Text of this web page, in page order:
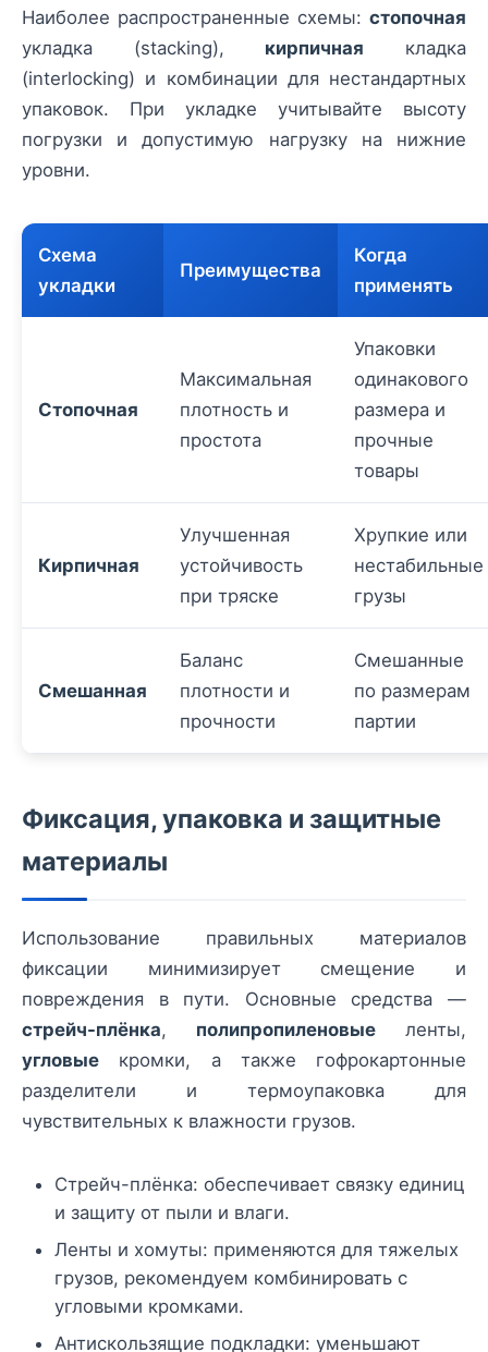
Наиболее распространенные схемы: стопочная
укладка (stacking), кирпичная кладка
(interlocking) и комбинации для нестандартных
упаковок. При укладке учитывайте высоту
погрузки и допустимую нагрузку на нижние
уровни.
Схема
укладки
Преимущества
Когда
применять
Стопочная
Максимальная
плотность и
простота
Упаковки
одинакового
размера и
прочные
товары
Кирпичная
Улучшенная
устойчивость
при тряске
Хрупкие или
нестабильные
грузы
Смешанная
Баланс
плотности и
прочности
Смешанные
по размерам
партии
Фиксация, упаковка и защитные
материалы
Использование правильных материалов
фиксации минимизирует смещение и
повреждения в пути. Основные средства —
стрейч-плёнка, полипропиленовые ленты,
угловые кромки, а также гофрокартонные
разделители и термоупаковка для
чувствительных к влажности грузов.
Стрейч-плёнка: обеспечивает связку единиц
и защиту от пыли и влаги.
Ленты и хомуты: применяются для тяжелых
грузов, рекомендуем комбинировать с
угловыми кромками.
Антискользящие подкладки: уменьшают